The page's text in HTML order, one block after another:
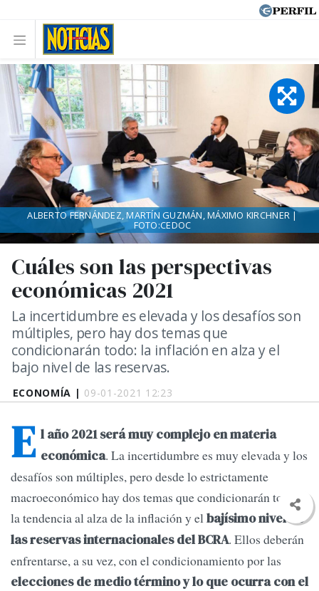
ECONOMÍA | 09-01-2021 12:23
Cuáles son las perspectivas
económicas 2021
La incertidumbre es elevada y los desafíos son
múltiples, pero hay dos temas que
condicionarán todo: la inflación en alza y el
bajo nivel de las reservas.
ALBERTO FERNÁNDEZ, MARTÍN GUZMÁN, MÁXIMO KIRCHNER |
FOTO:CEDOC
E l año 2021 será muy complejo en materia
económica. La incertidumbre es muy elevada y los
desafíos son múltiples, pero desde lo estrictamente
macroeconómico hay dos temas que condicionarán todo:
la tendencia al alza de la inflación y elbajísimo nivel de
las reservas internacionales del BCRA. Ellos deberán
enfrentarse, a su vez, con el condicionamiento por las
elecciones de medio término y lo que ocurra con el